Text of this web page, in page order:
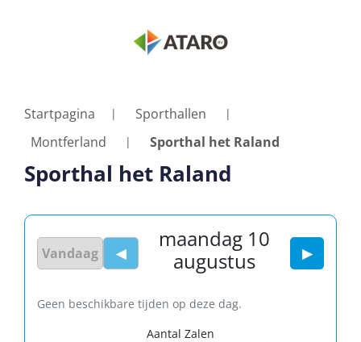
Startpagina
Sporthallen
Montferland
Sporthal het Raland
Sporthal het Raland
Vandaag ◀
maandag 10
augustus
▶
Geen beschikbare tijden op deze dag.
Aantal Zalen